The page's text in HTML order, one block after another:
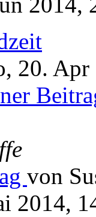
20.
von
2014,